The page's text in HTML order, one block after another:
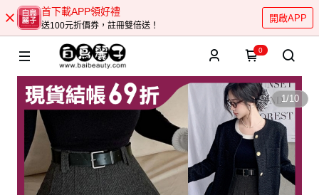
首下載APP領好禮
送100元折價券，註冊雙倍送！
開啟APP
0
1/10